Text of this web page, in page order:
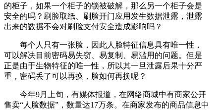
的柜子，如果一个柜子的锁被破解，那么另一个柜子会是
安全的吗？刷脸取纸、刷脸开门应用发生数据泄露，泄露
出来的数据不会对刷脸支付安全造成影响吗？
每个人只有一张脸，因此人脸特征信息具有唯一性，
可以解决目前密码易失窃、易复制、易滥用的问题。但是
正是由于生物特征的唯一性，所以其一旦泄露后果十分严
重，密码丢了可以再换，脸如何再换呢？
今年9月上旬，有媒体报道，在网络商城中有商家公开
售卖“人脸数据”，数量达17万条。在商家发布的商品信息中